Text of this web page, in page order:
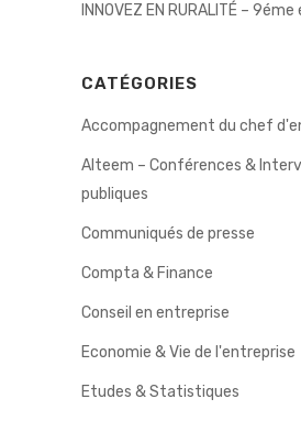
INNOVEZ EN RURALITÉ –
CATÉGORIES
Accompagnement du chef
Alteem – Conférences &
publiques
Communiqués de presse
Compta & Finance
Conseil en entreprise
Economie & Vie de l'entreprise
Etudes & Statistiques